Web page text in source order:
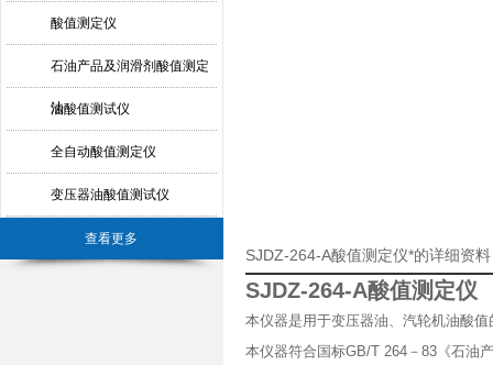
酸值测定仪
石油产品及润滑剂酸值测定
法
油酸值测试仪
全自动酸值测定仪
变压器油酸值测试仪
查看更多
SJDZ-264-A酸值测定仪*的详细资
SJDZ-264-A酸值测定仪
本仪器是用于变压器油、汽轮机油酸值
本仪器符合国标GB/T 264－83《石油